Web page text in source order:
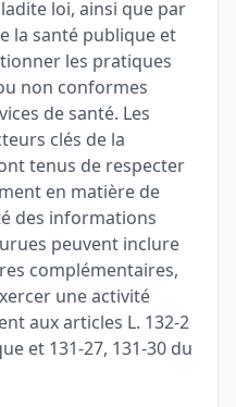
loi, ainsi que par
la santé publique et
les pratiques
non conformes
de santé. Les
clés de la
tenus de respecter
en matière de
des informations
peuvent inclure
complémentaires,
une activité
aux articles L. 132-2
et 131-27, 131-30 du